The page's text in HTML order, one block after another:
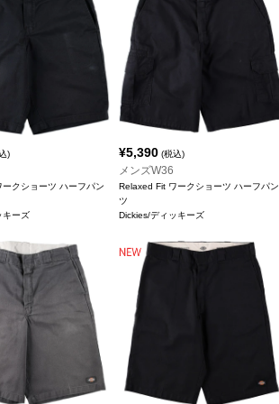
)
クショーツ ハーフパン
キーズ
¥5,390 (税込)
メンズW36
Relaxed Fit ワークショーツ ハーフパン
ツ
Dickies/ディッキーズ